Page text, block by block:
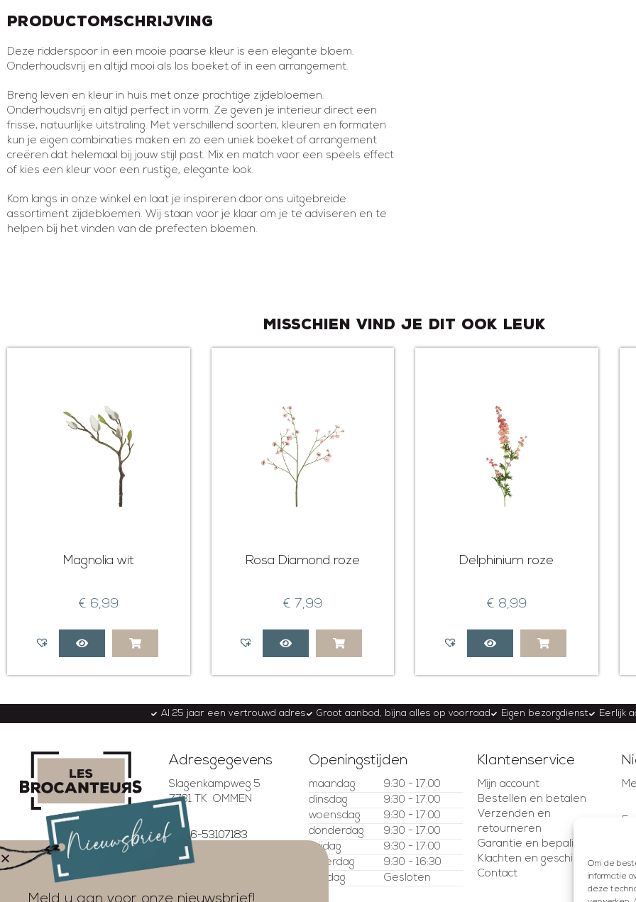
Om de
informatie
deze
Productomschrijving
Deze ridderspoor in een mooie paarse kleur is een elegante bloem.
Onderhoudsvrij en altijd mooi als los boeket of in een arrangement.
Breng leven en kleur in huis met onze prachtige zijdebloemen.
Onderhoudsvrij en altijd perfect in vorm. Ze geven je interieur direct een
frisse, natuurlijke uitstraling. Met verschillend soorten, kleuren en formaten
kun je eigen combinaties maken en zo een uniek boeket of arrangement
creëren dat helemaal bij jouw stijl past. Mix en match voor een speels effect
of kies een kleur voor een rustige, elegante look.
Kom langs in onze winkel en laat je inspireren door ons uitgebreide
assortiment zijdebloemen. Wij staan voor je klaar om je te adviseren en te
helpen bij het vinden van de prefecten bloemen.
Misschien vind je dit ook leuk
Magnolia wit
€ 6,99
Rosa Diamond roze
€ 7,99
Delphinium roze
€ 8,99
Al 25 jaar een vertrouwd adres Groot aanbod, bijna alles op voorraad Eigen bezorgdienst Eerlijk
4.5
Gebaseerd op 337
beoordelingen
Adresgegevens
Slagenkampweg 5
7731 TK OMMEN
06-53107183
06-53299257
Openingstijden
maandag
9:30 - 17:00
dinsdag
9:30 - 17:00
woensdag
9:30 - 17:00
donderdag
9:30 - 17:00
vrijdag
9:30 - 17:00
zaterdag
9:30 - 16:30
zondag
Gesloten
Klantenservice
Mijn account
Bestellen en betalen
Verzenden en
retourneren
Garantie en bepalingen
Klachten en geschillen
Contact
E-
Meld u aan voor onze nieuwsbrief!